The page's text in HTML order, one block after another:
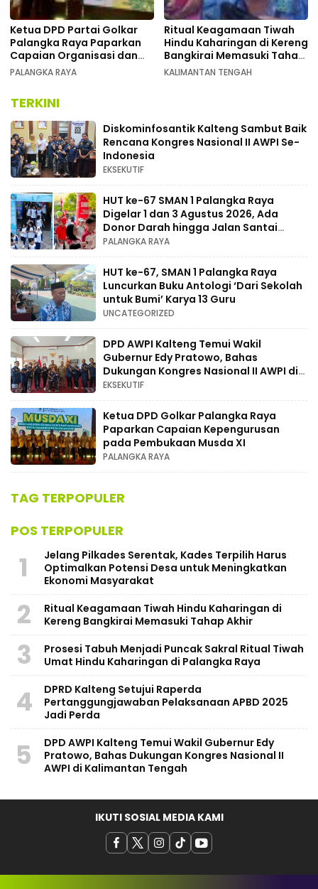
Ketua DPD Partai Golkar
Palangka Raya Paparkan
Capaian Organisasi dan
Kemenangan Pemilu pada
PALANGKA RAYA
Ritual Keagamaan Tiwah
Hindu Kaharingan di Kereng
Bangkirai Memasuki Tahap
Akhir
KALIMANTAN TENGAH
TERKINI
Diskominfosantik Kalteng Sambut Baik
Rencana Kongres Nasional II AWPI Se-
Indonesia
EKSEKUTIF
HUT ke-67 SMAN 1 Palangka Raya
Digelar 1 dan 3 Agustus 2026, Ada
Donor Darah hingga Jalan Santai
Berhadiah Doorprize
PALANGKA RAYA
HUT ke-67, SMAN 1 Palangka Raya
Luncurkan Buku Antologi ‘Dari Sekolah
untuk Bumi’ Karya 13 Guru
UNCATEGORIZED
DPD AWPI Kalteng Temui Wakil
Gubernur Edy Pratowo, Bahas
Dukungan Kongres Nasional II AWPI di
Kalimantan Tengah
EKSEKUTIF
Ketua DPD Golkar Palangka Raya
Paparkan Capaian Kepengurusan
pada Pembukaan Musda XI
PALANGKA RAYA
TAG TERPOPULER
POS TERPOPULER
1
Jelang Pilkades Serentak, Kades Terpilih Harus
Optimalkan Potensi Desa untuk Meningkatkan
Ekonomi Masyarakat
2
Ritual Keagamaan Tiwah Hindu Kaharingan di
Kereng Bangkirai Memasuki Tahap Akhir
3
Prosesi Tabuh Menjadi Puncak Sakral Ritual Tiwah
Umat Hindu Kaharingan di Palangka Raya
4
​DPRD Kalteng Setujui Raperda
Pertanggungjawaban Pelaksanaan APBD 2025
Jadi Perda
5
DPD AWPI Kalteng Temui Wakil Gubernur Edy
Pratowo, Bahas Dukungan Kongres Nasional II
AWPI di Kalimantan Tengah
IKUTI SOSIAL MEDIA KAMI